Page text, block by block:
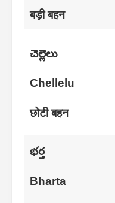
बड़ी बहन
చెల్లెలు
Chellelu
छोटी बहन
భర్త
Bharta